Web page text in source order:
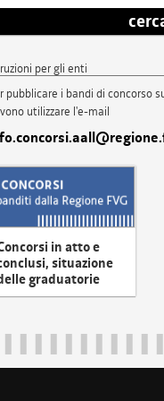
per gli enti
pubblicare i bandi di concorso
utilizzare l'e-mail
in atto e
situazione
graduatorie